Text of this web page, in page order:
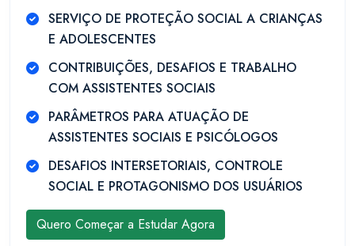
SERVIÇO DE PROTEÇÃO SOCIAL A CRIANÇAS
E ADOLESCENTES
CONTRIBUIÇÕES, DESAFIOS E TRABALHO
COM ASSISTENTES SOCIAIS
PARÂMETROS PARA ATUAÇÃO DE
ASSISTENTES SOCIAIS E PSICÓLOGOS
DESAFIOS INTERSETORIAIS, CONTROLE
SOCIAL E PROTAGONISMO DOS USUÁRIOS
Quero Começar a Estudar Agora